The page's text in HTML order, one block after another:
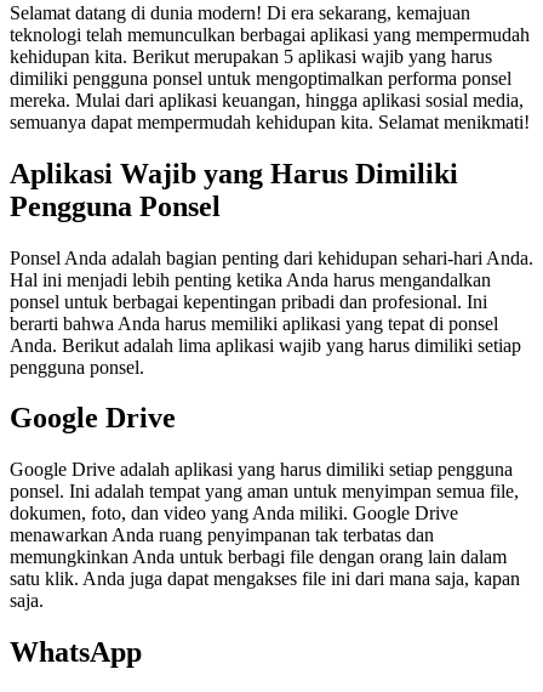
Selamat datang di dunia modern! Di era sekarang, kemajuan
teknologi telah memunculkan berbagai aplikasi yang mempermudah
kehidupan kita. Berikut merupakan 5 aplikasi wajib yang harus
dimiliki pengguna ponsel untuk mengoptimalkan performa ponsel
mereka. Mulai dari aplikasi keuangan, hingga aplikasi sosial media,
semuanya dapat mempermudah kehidupan kita. Selamat menikmati!
Aplikasi Wajib yang Harus Dimiliki
Pengguna Ponsel
Ponsel Anda adalah bagian penting dari kehidupan sehari-hari Anda.
Hal ini menjadi lebih penting ketika Anda harus mengandalkan
ponsel untuk berbagai kepentingan pribadi dan profesional. Ini
berarti bahwa Anda harus memiliki aplikasi yang tepat di ponsel
Anda. Berikut adalah lima aplikasi wajib yang harus dimiliki setiap
pengguna ponsel.
Google Drive
Google Drive adalah aplikasi yang harus dimiliki setiap pengguna
ponsel. Ini adalah tempat yang aman untuk menyimpan semua file,
dokumen, foto, dan video yang Anda miliki. Google Drive
menawarkan Anda ruang penyimpanan tak terbatas dan
memungkinkan Anda untuk berbagi file dengan orang lain dalam
satu klik. Anda juga dapat mengakses file ini dari mana saja, kapan
saja.
WhatsApp